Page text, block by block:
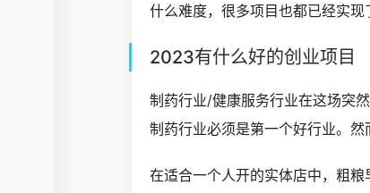
什么难度，很多项目也都已经实现
2023有什么好的创业项目
制药行业/健康服务行业在这场突
制药行业必须是第一个好行业。然
在适合一个人开的实体店中，粗粮